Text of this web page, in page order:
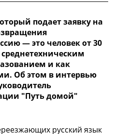
подает заявку на
— это человек от 30
и как
Об этом в интервью
"Путь домой"
русский язык